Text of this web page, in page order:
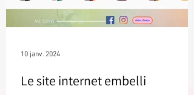
Le site internet embelli
10 janv. 2024